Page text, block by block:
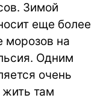
Зимой
еще более
морозов на
Одним
очень
там